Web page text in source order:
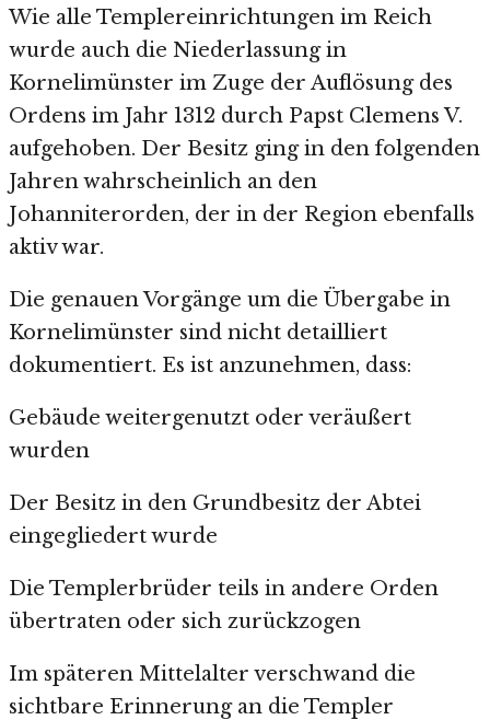
Wie alle Templereinrichtungen im Reich
wurde auch die Niederlassung in
Kornelimünster im Zuge der Auflösung des
Ordens im Jahr 1312 durch Papst Clemens V.
aufgehoben. Der Besitz ging in den folgenden
Jahren wahrscheinlich an den
Johanniterorden, der in der Region ebenfalls
aktiv war.
Die genauen Vorgänge um die Übergabe in
Kornelimünster sind nicht detailliert
dokumentiert. Es ist anzunehmen, dass:
Gebäude weitergenutzt oder veräußert
wurden
Der Besitz in den Grundbesitz der Abtei
eingegliedert wurde
Die Templerbrüder teils in andere Orden
übertraten oder sich zurückzogen
Im späteren Mittelalter verschwand die
sichtbare Erinnerung an die Templer